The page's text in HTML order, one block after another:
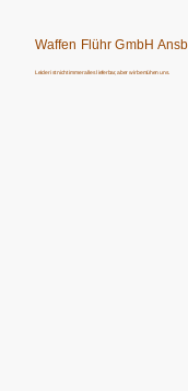
Waffen Flühr GmbH
Leider ist nicht immer alles lieferbar, aber wir bemühen uns.